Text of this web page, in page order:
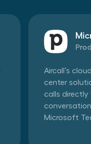
Aircall’s
center
calls
Microsoft